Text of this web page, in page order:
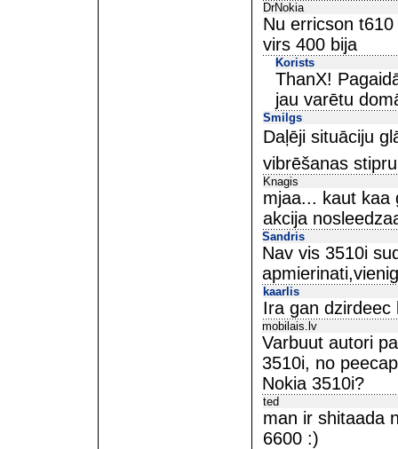
DrNokia
Nu erricson
virs 400 bija
Korists
ThanX!
jau varētu
Smilgs
Daļēji situāciju
vibrēšanas
Knagis
mjaa... kaut kaa
akcija
Sandris
Nav vis 3510i
kaarlis
Ira gan dzirdeec
mobilais.lv
Varbuut autori
3510i, no
Nokia 3510i?
ted
man ir shitaada
6600 :)